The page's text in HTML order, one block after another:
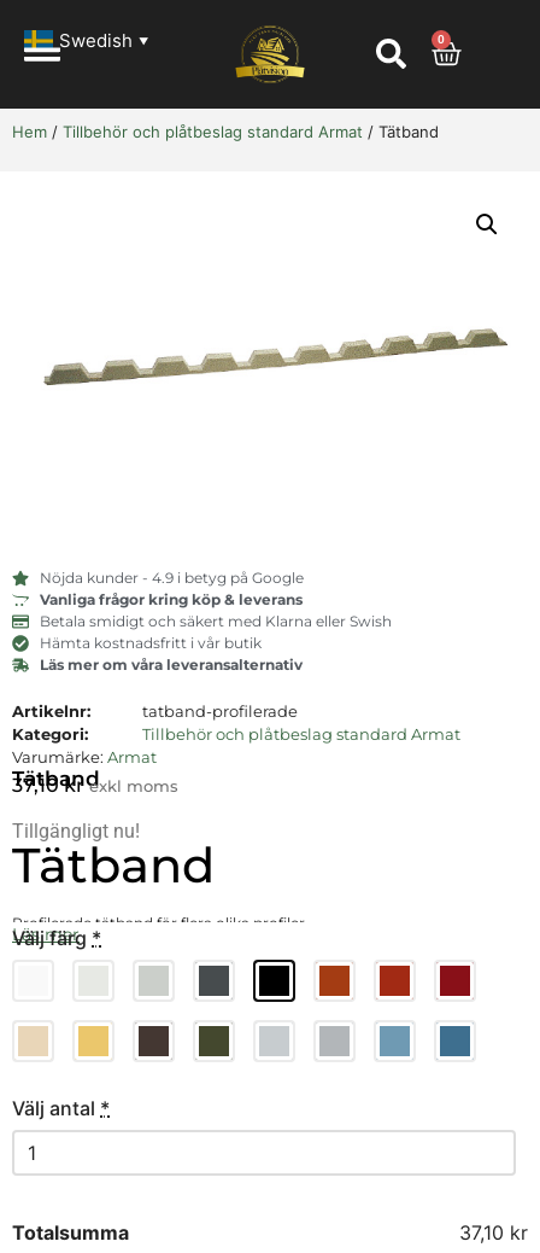
Swedish ▼ 0
Hem / Tillbehör och plåtbeslag standard Armat / Tätband
Nöjda kunder - 4.9 i betyg på Google
Vanliga frågor kring köp & leverans
Betala smidigt och säkert med Klarna eller Swish
Hämta kostnadsfritt i vår butik
Läs mer om våra leveransalternativ
Artikelnr:
tatband-profilerade
Kategori:
Tillbehör och plåtbeslag standard Armat
Varumärke: Armat
Tätband
37,10kr exkl moms
Tillgängligt nu!
Tätband
Profilerade tätband för flera olika profiler
Läs mer
Välj färg *
Välj antal *
Totalsumma 37,10 kr